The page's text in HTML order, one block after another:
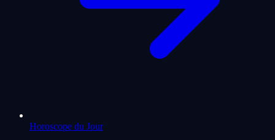
Horoscope du Jour